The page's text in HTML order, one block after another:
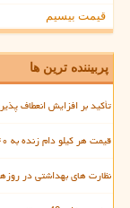
قیمت بیسیم
پربیننده ترین ها
تأکید بر افزایش انعطاف
قیمت هر کیلو دام زنده به ۷۴۰ هزار تومان رسید
نظارت های بهداشتی در